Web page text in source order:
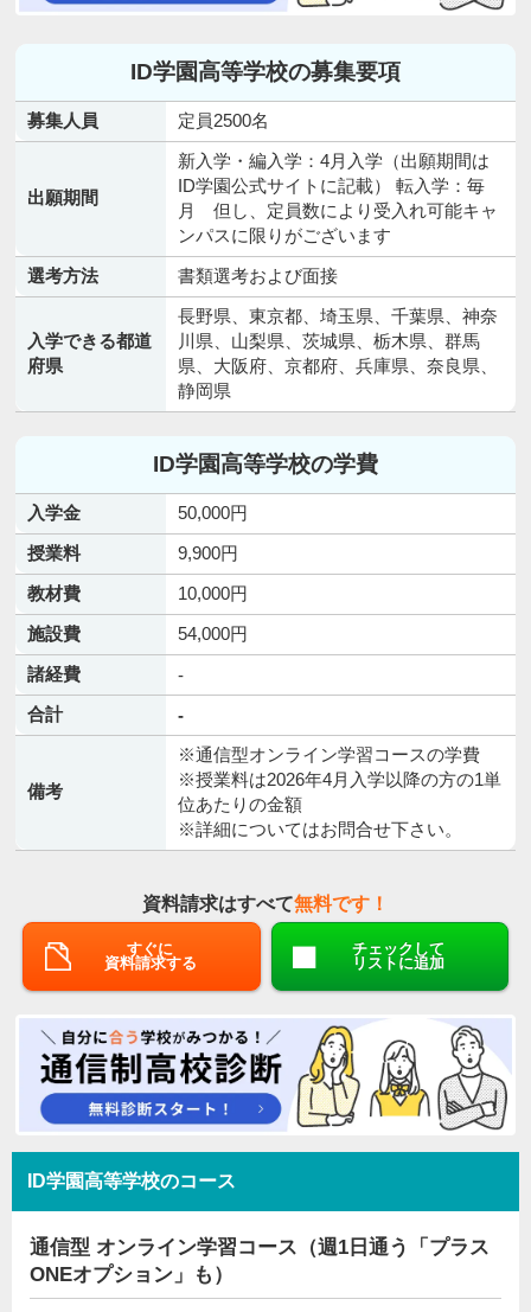
ID学園高等学校の募集要項
募集人員 定員2500名
出願期間
新入学・編入学：4月入学（出願期間は
ID学園公式サイトに記載） 転入学：毎
月 但し、定員数により受入れ可能キャ
ンパスに限りがございます
選考方法
書類選考および面接
入学できる都道
府県
長野県、東京都、埼玉県、千葉県、神奈
川県、山梨県、茨城県、栃木県、群馬
県、大阪府、京都府、兵庫県、奈良県、
静岡県
ID学園高等学校の学費
入学金
50,000円
授業料
9,900円
教材費
10,000円
施設費
54,000円
諸経費
-
合計
-
備考
※通信型オンライン学習コースの学費
※授業料は2026年4月入学以降の方の1単
位あたりの金額
※詳細についてはお問合せ下さい。
資料請求はすべて無料です！
すぐに
資料請求する
チェックして
リストに追加
ID学園高等学校のコース
通信型 オンライン学習コース（週1日通う「プラス
ONEオプション」も）